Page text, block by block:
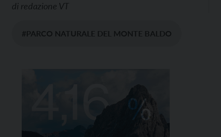
di redazione VT
#PARCO NATURALE DEL MONTE BALDO